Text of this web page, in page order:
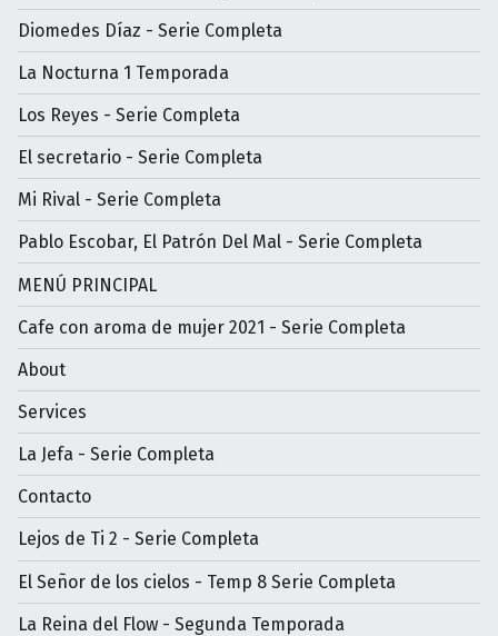
Diomedes Díaz - Serie Completa
La Nocturna 1 Temporada
Los Reyes - Serie Completa
El secretario - Serie Completa
Mi Rival - Serie Completa
Pablo Escobar, El Patrón Del Mal - Serie Completa
MENÚ PRINCIPAL
Cafe con aroma de mujer 2021 - Serie Completa
About
Services
La Jefa - Serie Completa
Contacto
Lejos de Ti 2 - Serie Completa
El Señor de los cielos - Temp 8 Serie Completa
La Reina del Flow - Segunda Temporada